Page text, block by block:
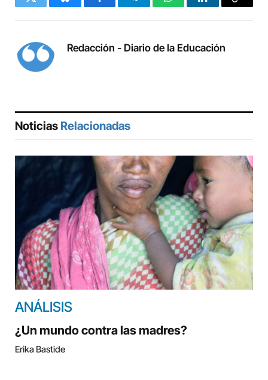
Twitter BlueskyFacebookTelegramWhatsAppLinkedInCopy
Redacción - Diario de la Educación
Noticias Relacionadas
ANÁLISIS
¿Un mundo contra las madres?
Erika Bastide